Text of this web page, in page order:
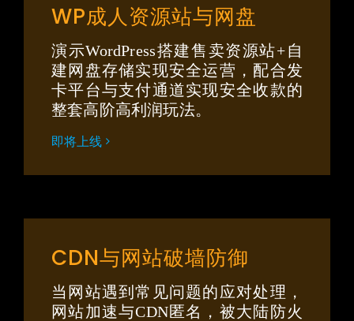
WP成人资源站与网盘
演示WordPress搭建售卖资源站+自
建网盘存储实现安全运营，配合发
卡平台与支付通道实现安全收款的
整套高阶高利润玩法。
即将上线
CDN与网站破墙防御
当网站遇到常见问题的应对处理，
网站加速与CDN匿名，被大陆防火